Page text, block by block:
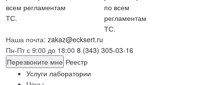
Наша почта: zakaz@ecksert.ru
Пн-Пт с 9:00 до 18:00 8 (343) 305-03-16
Перезвоните мне Реестр
Услуги лаборатории